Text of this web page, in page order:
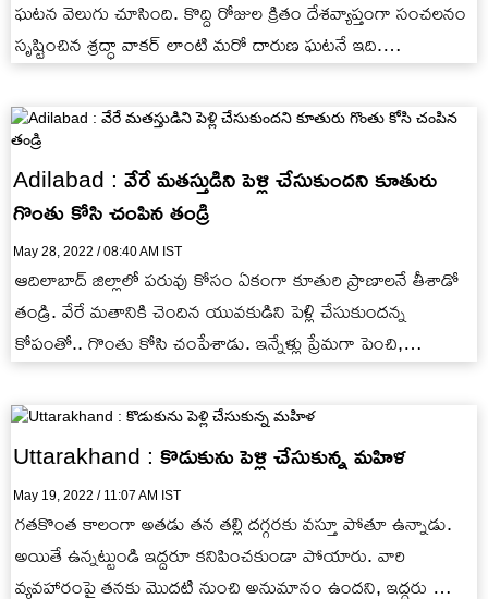
ఘటన వెలుగు చూసింది. కొద్ది రోజుల క్రితం దేశవ్యాప్తంగా సంచలనం
సృష్టించిన శ్రద్ధా వాకర్ లాంటి మరో దారుణ ఘటనే ఇది.…
Adilabad : వేరే మతస్తుడిని పెళ్లి చేసుకుందని కూతురు
గొంతు కోసి చంపిన తండ్రి
May 28, 2022 / 08:40 AM IST
ఆదిలాబాద్‌ జిల్లాలో పరువు కోసం ఏకంగా కూతురి ప్రాణాలనే తీశాడో
తండ్రి. వేరే మతానికి చెందిన యువకుడిని పెళ్లి చేసుకుందన్న
కోపంతో.. గొంతు కోసి చంపేశాడు. ఇన్నేళ్లు ప్రేమగా పెంచి,
Uttarakhand : కొడుకును పెళ్లి చేసుకున్న మహిళ
May 19, 2022 / 11:07 AM IST
గతకొంత కాలంగా అతడు తన తల్లి దగ్గరకు వస్తూ పోతూ ఉన్నాడు.
అయితే ఉన్నట్టుండి ఇద్దరూ కనిపించకుండా పోయారు. వారి
వ్యవహారంపై తనకు మొదటి నుంచి అనుమానం ఉందని, ఇద్దరు పెండ్లి